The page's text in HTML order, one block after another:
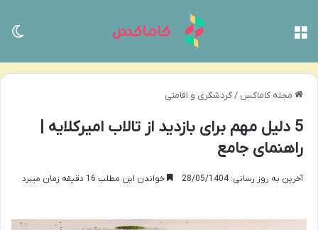
مجله کاماکس /گردشگری و اقامتی
5 دلیل مهم برای بازدید از تالاب امیرکلایه |
راهنمای جامع
آخرین به روز رسانی: 28/05/1404 خواندن این مطلب 16 دقیقه زمان میبرد